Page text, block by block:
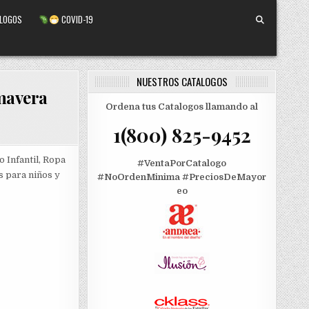
COVID-19
Infantil, Ropa
para niños y
NUESTROS CATALOGOS
Ordena tus Catalogos llamando al
1(800) 825-9452
#VentaPorCatalogo
#NoOrdenMinima #PreciosDeMayor
eo